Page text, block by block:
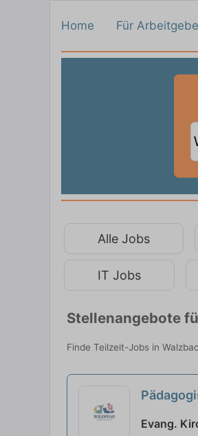
Home Für
Alle Jobs
IT Jobs
Stellenangebote
Finde Teilzeit-Jobs in
Evang.